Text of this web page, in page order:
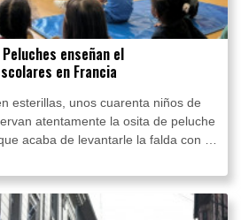
enseñan el
en Francia
esterillas, unos cuarenta niños de
atentamente la osita de peluche
acaba de levantarle la falda con su